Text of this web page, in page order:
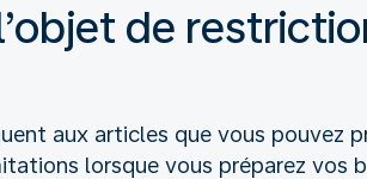
de
aux articles que vous pouvez
lorsque vous préparez vos